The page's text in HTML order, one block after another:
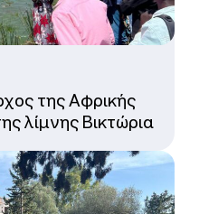
της Αφρικής
λίμνης Βικτώρια